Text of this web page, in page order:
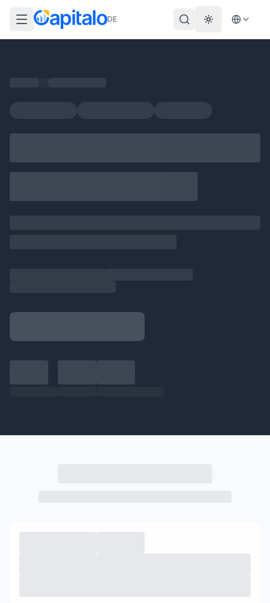
DE Theme